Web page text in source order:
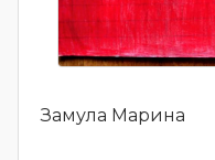
Замула Марина